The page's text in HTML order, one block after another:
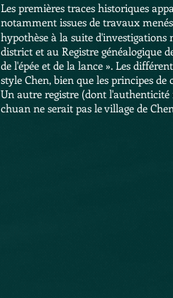
Les premières traces historiques
notamment issues de travaux
hypothèse à la suite d'investigations
district et au Registre généalogique
de l'épée et de la lance ». Les
style Chen, bien que les principes
Un autre registre (dont
chuan ne serait pas le village de